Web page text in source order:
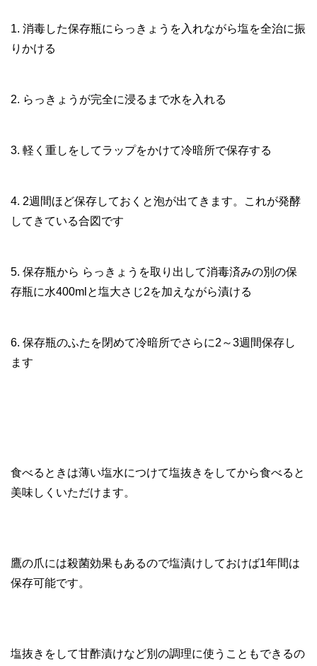
1. 消毒した保存瓶にらっきょうを入れながら塩を全治に振
りかける
2. らっきょうが完全に浸るまで水を入れる
3. 軽く重しをしてラップをかけて冷暗所で保存する
4. 2週間ほど保存しておくと泡が出てきます。これが発酵
してきている合図です
5. 保存瓶から らっきょうを取り出して消毒済みの別の保
存瓶に水400mlと塩大さじ2を加えながら漬ける
6. 保存瓶のふたを閉めて冷暗所でさらに2～3週間保存し
ます
食べるときは薄い塩水につけて塩抜きをしてから食べると
美味しくいただけます。
鷹の爪には殺菌効果もあるので塩漬けしておけば1年間は
保存可能です。
塩抜きをして甘酢漬けなど別の調理に使うこともできるの